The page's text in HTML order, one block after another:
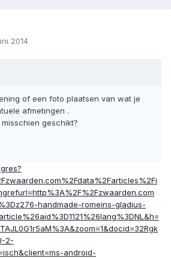
2014
of een foto plaatsen van wat je
afmetingen .
geschikt?
handmade-romeins-gladius-
2-
android-